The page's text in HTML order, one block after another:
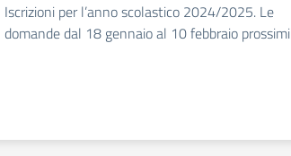
Iscrizioni per l’anno scolastico 2024/2025. Le
domande dal 18 gennaio al 10 febbraio prossimi